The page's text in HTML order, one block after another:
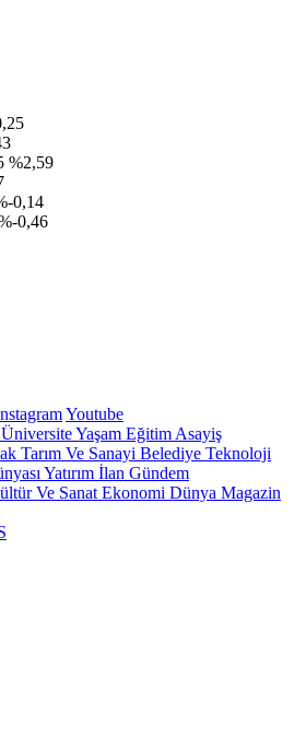
%2,59
0,14
0,46
Youtube
ÜniversiteYaşam Eğitim Asayiş
Tarım Ve Sanayi Belediye Teknoloji
Yatırım İlan Gündem
Ve Sanat Ekonomi Dünya Magazin